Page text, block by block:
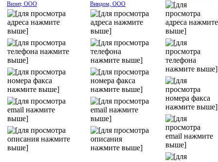
Визит, ООО Виндом, ООО